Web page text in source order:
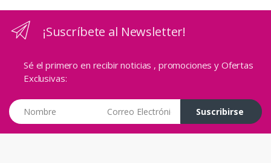
¡Suscríbete al Newsletter!
Sé el primero en recibir noticias , promociones y Ofertas
Exclusivas:
Suscribirse